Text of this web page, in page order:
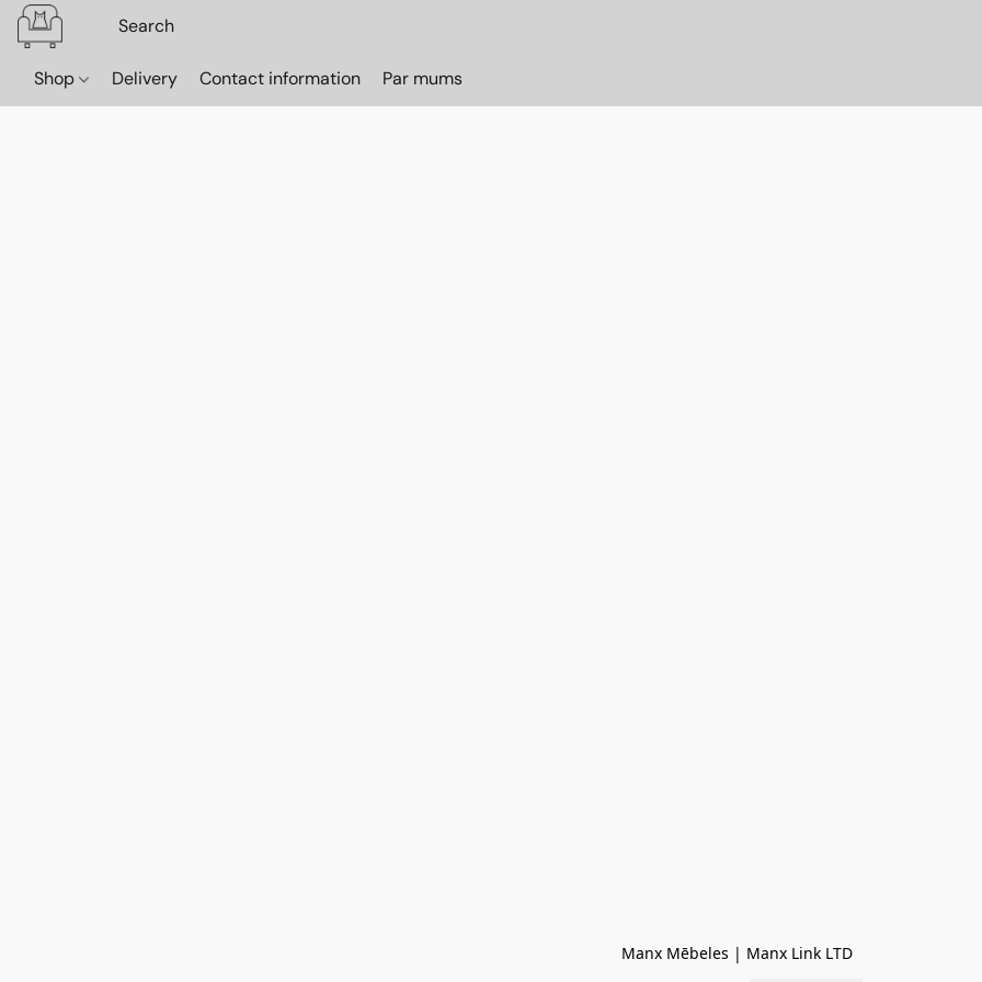
Shop Delivery Contact information Par mums
Manx Mēbeles | Manx Link LTD